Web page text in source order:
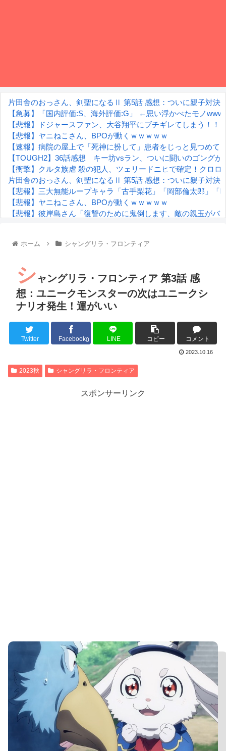
片田舎のおっさん、剣聖になるⅡ 第5話 感想：ついに親子対決
【急募】「国内評価:S、海外評価:G」 ←思い浮かべたモノ
【悲報】ドジャースファン、大谷翔平にブチギレてしまう！！
【悲報】ヤニねこさん、BPOが動くｗｗｗｗｗ
【速報】病院の屋上で「死神に扮して」患者をじっと見つめて
【TOUGH2】36話感想 キー坊vsラン、ついに闘いのゴングが
【衝撃】クルタ族虐 殺の犯人、ツェリードニヒで確定！クロ
片田舎のおっさん、剣聖になるⅡ 第5話 感想：ついに親子対決
【悲報】三大無能ループキャラ「古手梨花」「岡部倫太郎」
【悲報】ヤニねこさん、BPOが動くｗｗｗｗｗ
【悲報】彼岸島さん「復讐のために鬼倒します、敵の親玉が
『進撃の巨人』で一番面白いところってｗｗｗｗｗ
るろうに剣心 -明治剣客浪漫譚- 京都動乱 第33話の感想
同盟、帝国、フェザーン。生まれるなら何処がいいか問題！
Powered by livedoor 相互RSS
ホーム シャングリラ・フロンティア
シ ャングリラ・フロンティア 第3話 感
想：ユニークモンスターの次はユニークシ
ナリオ発生！運がいい
Twitter Facebook0 LINE コピー コメント
2023.10.16
2023秋 シャングリラ・フロンティア
スポンサーリンク